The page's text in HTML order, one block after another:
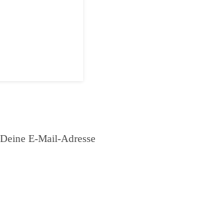
E-Mail-Adresse